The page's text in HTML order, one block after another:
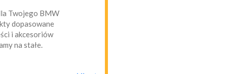
Twojego BMW
dopasowane
i akcesoriów
na stałe.